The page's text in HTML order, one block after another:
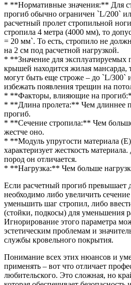
* **Нормативные значения:** Для
прогиб обычно ограничен `L/200`
расчетный пролет стропильной
стропила 4 метра (4000 мм), то
= 20 мм`. То есть, стропило не
на 2 см под расчетной нагрузкой.
* **Значение для
крышей находится жилая мансарда,
могут быть еще строже – до `L/300`
избежать появления трещин на
* **Факторы, влияющие на
* **Длина пролета:** Чем длиннее
прогиб.
* **Сечение стропила:** Чем
жестче оно.
* **Модуль упругости материала
характеризует жесткость
пород он отличается.
* **Нагрузка:** Чем больше
Если расчетный прогиб превышает
необходимо либо увеличить
уменьшить шаг стропил, либо
(стойки, подкосы) для уменьшения
Игнорирование этого параметра
эстетическим проблемам и
службы кровельного покрытия.
Понимание всех этих нюансов и
применять – вот что отличает
любительского. Это сложная, но